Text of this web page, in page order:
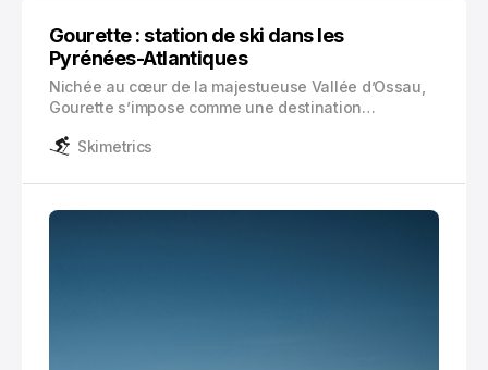
Gourette : station de ski dans les
Pyrénées-Atlantiques
Nichée au cœur de la majestueuse Vallée d’Ossau,
Gourette s’impose comme une destination
station de ski, perchée à 1350 mètres d’altitude,
environnants.
Skimetrics